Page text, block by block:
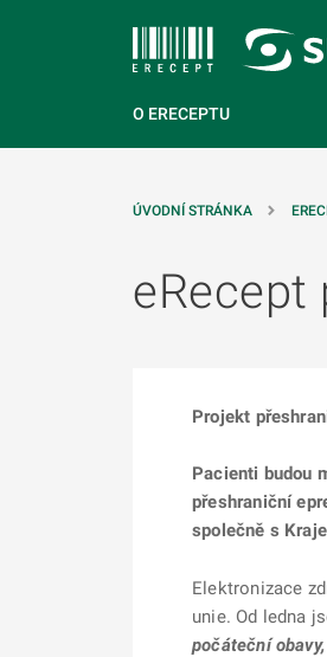
O ERECEPTU
ÚVODNÍ STRÁNKA
eRecept
Projekt
Pacienti budou
přeshraniční
společně s
Elektronizace
unie. Od ledna
počáteční